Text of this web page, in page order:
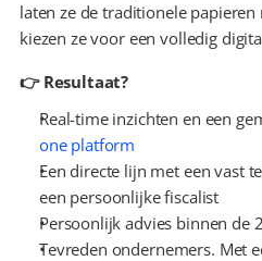
laten ze de traditionele
kiezen ze voor een volledig
👉 Resultaat?
Real-time inzichten en een
one platform
Een directe lijn met een vast
een persoonlijke fiscalist
Persoonlijk advies binnen de
Tevreden ondernemers. Met